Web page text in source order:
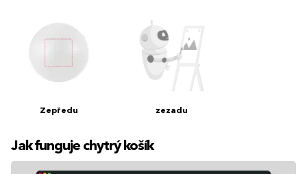
Zepředu zezadu
Jak funguje chytrý košík